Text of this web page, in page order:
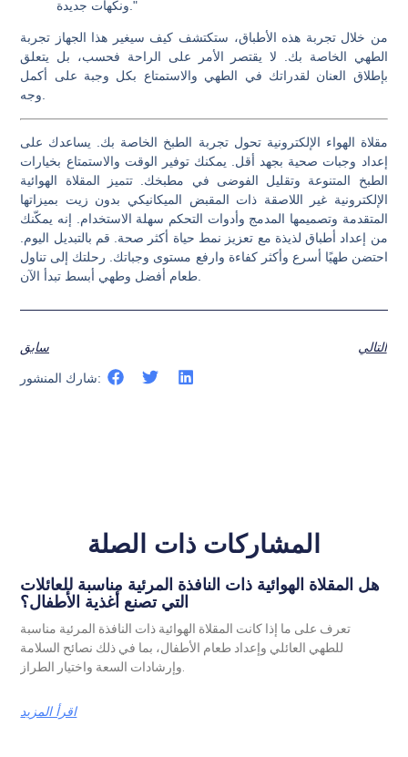
ونكهات جديدة."
من خلال تجربة هذه الأطباق، ستكتشف كيف سيغير هذا الجهاز تجربة
الطهي الخاصة بك. لا يقتصر الأمر على الراحة فحسب، بل يتعلق
بإطلاق العنان لقدراتك في الطهي والاستمتاع بكل وجبة على أكمل
مقلاة الهواء الإلكترونية تحول تجربة الطبخ الخاصة بك. يساعدك على
إعداد وجبات صحية بجهد أقل. يمكنك توفير الوقت والاستمتاع بخيارات
الطبخ المتنوعة وتقليل الفوضى في مطبخك. تتميز المقلاة الهوائية
الإلكترونية غير اللاصقة ذات المقبض الميكانيكي بدون زيت بميزاتها
المتقدمة وتصميمها المدمج وأدوات التحكم سهلة الاستخدام. إنه يمكّنك
من إعداد أطباق لذيذة مع تعزيز نمط حياة أكثر صحة. قم بالتبديل اليوم.
احتضن طهيًا أسرع وأكثر كفاءة وارفع مستوى وجباتك. رحلتك إلى تناول
سابق التالي
شارك المنشور:
المشاركات ذات الصلة
هل المقلاة الهوائية ذات النافذة المرئية مناسبة للعائلات
التي تصنع أغذية الأطفال؟
تعرف على ما إذا كانت المقلاة الهوائية ذات النافذة المرئية مناسبة
للطهي العائلي وإعداد طعام الأطفال، بما في ذلك نصائح السلامة
وإرشادات السعة واختيار الطراز.
اقرأ المزيد